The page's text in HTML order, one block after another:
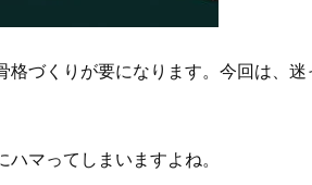
づくりが要になります。今回は、迷
マってしまいますよね。